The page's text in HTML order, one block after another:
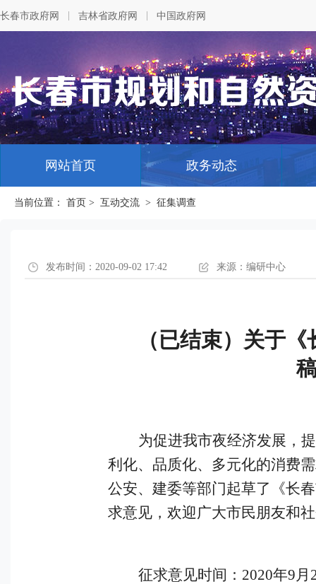
长春市政府网 吉林省政府网 中国政府网
网站首页 政务动态
当前位置： 首页 > 互动交流 > 征集调查
发布时间：2020-09-02 17:42 来源：编研中心
（已结束）关于
为促进我市夜经济发展，
利化、品质化、多元化的消费
公安、建委等部门起草了《长
求意见，欢迎广大市民朋友和
征求意见时间： 2020年9月